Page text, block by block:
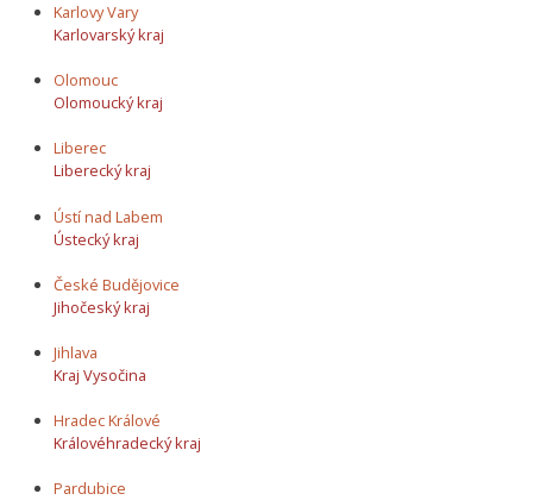
Karlovy Vary
Karlovarský kraj
Olomouc
Olomoucký kraj
Liberec
Liberecký kraj
Ústí nad Labem
Ústecký kraj
České Budějovice
Jihočeský kraj
Jihlava
Kraj Vysočina
Hradec Králové
Královéhradecký kraj
Pardubice